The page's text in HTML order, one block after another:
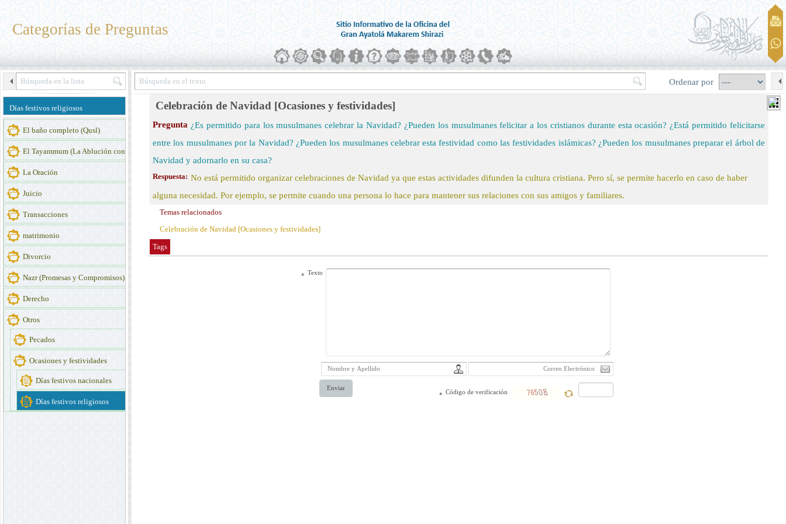
Categorías de Preguntas
Días festivos religiosos
El baño completo (Qusl)
El Tayammum (La Ablución con tierra)
La Oración
Juicio
Transacciones
matrimonio
Divorcio
Nazr (Promesas y Compromisos)
Derecho
Otros
Pecados
Ocasiones y festividades
Días festivos nacionales
Días festivos religiosos
Ordenar por
Celebración de Navidad [Ocasiones y festividades]
Pregunta ¿Es permitido para los musulmanes celebrar la Navidad? ¿Pueden los musulmanes felicitar a los cristianos durante esta ocasión? ¿Está permitido felicitarse
entre los musulmanes por la Navidad? ¿Pueden los musulmanes celebrar esta festividad como las festividades islámicas? ¿Pueden los musulmanes preparar el árbol de
Navidad y adornarlo en su casa?
Respuesta: No está permitido organizar celebraciones de Navidad ya que estas actividades difunden la cultura cristiana. Pero sí, se permite hacerlo en caso de haber
alguna necesidad. Por ejemplo, se permite cuando una persona lo hace para mantener sus relaciones con sus amigos y familiares.
Temas relacionados
Celebración de Navidad [Ocasiones y festividades]
Tags
* Texto
Enviar
* Código de verificación